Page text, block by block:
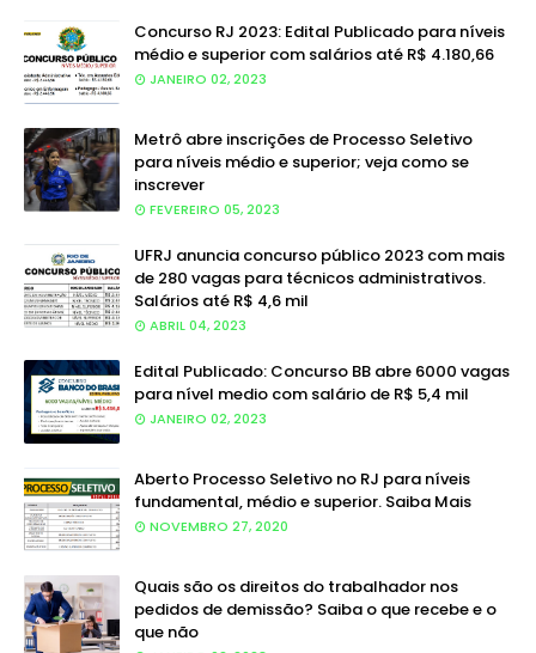
Concurso RJ 2023: Edital Publicado para níveis
médio e superior com salários até R$ 4.180,66
JANEIRO 02, 2023
Metrô abre inscrições de Processo Seletivo
para níveis médio e superior; veja como se
inscrever
FEVEREIRO 05, 2023
UFRJ anuncia concurso público 2023 com mais
de 280 vagas para técnicos administrativos.
Salários até R$ 4,6 mil
ABRIL 04, 2023
Edital Publicado: Concurso BB abre 6000 vagas
para nível medio com salário de R$ 5,4 mil
JANEIRO 02, 2023
Aberto Processo Seletivo no RJ para níveis
fundamental, médio e superior. Saiba Mais
NOVEMBRO 27, 2020
Quais são os direitos do trabalhador nos
pedidos de demissão? Saiba o que recebe e o
que não